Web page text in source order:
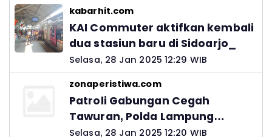
kabarhit.com
KAI Commuter aktifkan kembali
dua stasiun baru di Sidoarjo_
Selasa, 28 Jan 2025 12:29 WIB
zonaperistiwa.com
Patroli Gabungan Cegah
Tawuran, Polda Lampung
Ingatkan Peran Orang Tua
Selasa, 28 Jan 2025 12:20 WIB